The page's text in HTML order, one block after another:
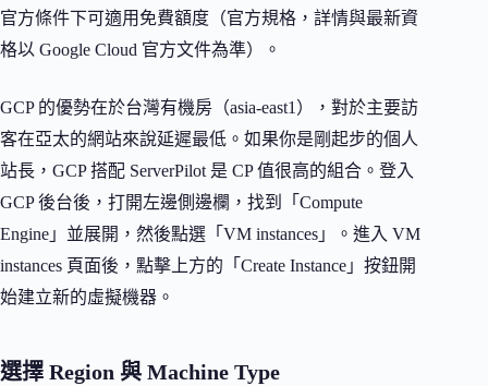
官方條件下可適用免費額度（官方規格，詳情與最新資
格以 Google Cloud 官方文件為準）。
GCP 的優勢在於台灣有機房（asia-east1），對於主要訪
客在亞太的網站來說延遲最低。如果你是剛起步的個人
站長，GCP 搭配 ServerPilot 是 CP 值很高的組合。登入
GCP 後台後，打開左邊側邊欄，找到「Compute
Engine」並展開，然後點選「VM instances」。進入 VM
instances 頁面後，點擊上方的「Create Instance」按鈕開
始建立新的虛擬機器。
選擇 Region 與 Machine Type